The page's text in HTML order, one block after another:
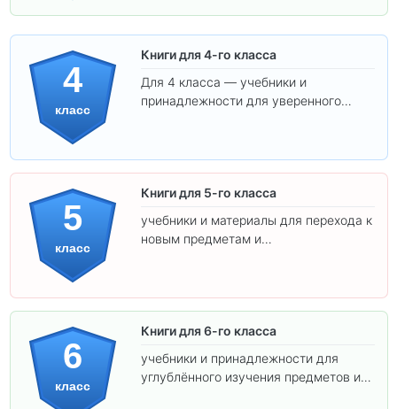
4
класс
Книги для 4-го класса
Для 4 класса — учебники и
принадлежности для уверенного
5
класс
Книги для 5-го класса
учебники и материалы для перехода к
новым предметам и
6
класс
Книги для 6-го класса
учебники и принадлежности для
углублённого изучения предметов и